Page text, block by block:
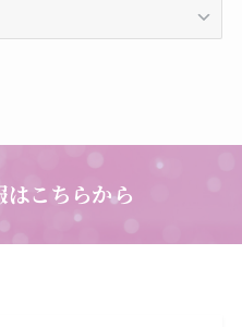
はこちらから